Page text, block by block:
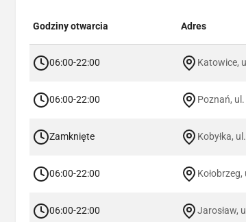
Godziny otwarcia Adres
06:00-22:00 Katowice,
06:00-22:00 Poznań,
Zamknięte Kobyłka,
06:00-22:00
06:00-22:00 Jarosław,